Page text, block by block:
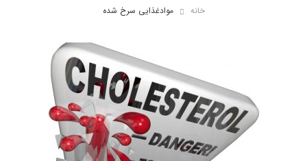
خانه موادغذایی سرخ شده